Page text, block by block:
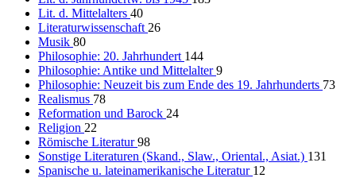
Lit. d. Mittelalters 40
Literaturwissenschaft 26
Musik 80
Philosophie: 20. Jahrhundert 144
Philosophie: Antike und Mittelalter9
Philosophie: Neuzeit bis zum Ende des 19. Jahrhunderts 73
Realismus 78
Reformation und Barock 24
Religion 22
Römische Literatur98
Sonstige Literaturen (Skand., Slaw., Oriental., Asiat.) 131
Spanische u. lateinamerikanische Literatur 12